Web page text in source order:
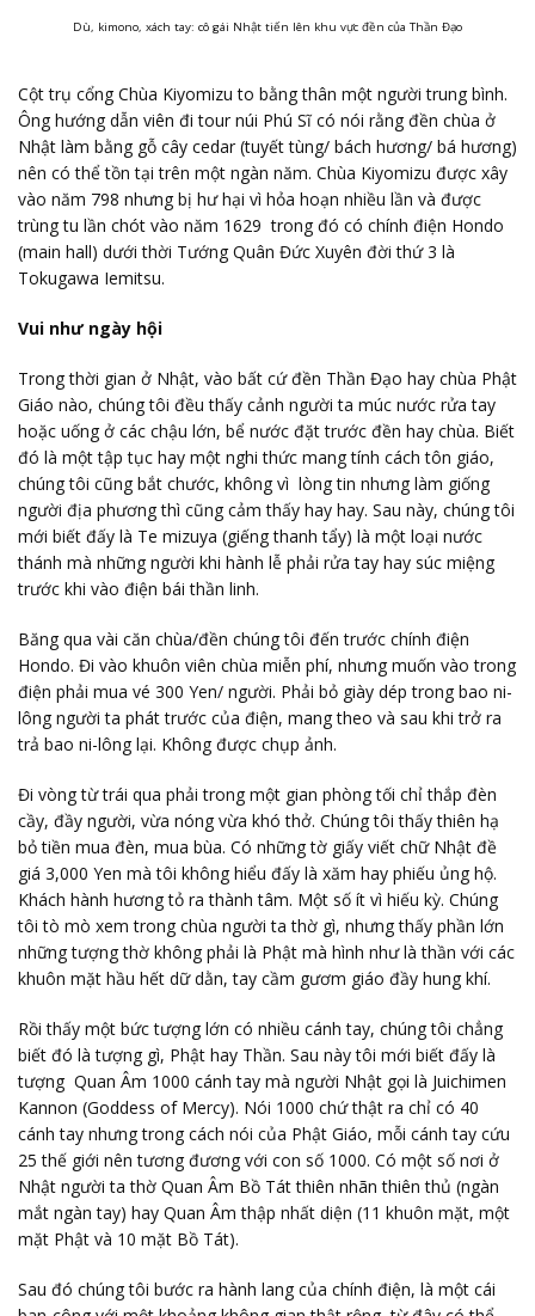
Dù, kimono, xách tay: cô gái Nhật tiến lên khu vực đền của Thần Đạo
Cột trụ cổng Chùa Kiyomizu to bằng thân một người trung bình.
Ông hướng dẫn viên đi tour núi Phú Sĩ có nói rằng đền chùa ở
Nhật làm bằng gỗ cây cedar (tuyết tùng/ bách hương/ bá hương)
nên có thể tồn tại trên một ngàn năm. Chùa Kiyomizu được xây
vào năm 798 nhưng bị hư hại vì hỏa hoạn nhiều lần và được
trùng tu lần chót vào năm 1629 trong đó có chính điện Hondo
(main hall) dưới thời Tướng Quân Đức Xuyên đời thứ 3 là
Tokugawa Iemitsu.
Vui như ngày hội
Trong thời gian ở Nhật, vào bất cứ đền Thần Đạo hay chùa Phật
Giáo nào, chúng tôi đều thấy cảnh người ta múc nước rửa tay
hoặc uống ở các chậu lớn, bể nước đặt trước đền hay chùa. Biết
đó là một tập tục hay một nghi thức mang tính cách tôn giáo,
chúng tôi cũng bắt chước, không vì lòng tin nhưng làm giống
người địa phương thì cũng cảm thấy hay hay. Sau này, chúng tôi
mới biết đấy là Te mizuya (giếng thanh tẩy) là một loại nước
thánh mà những người khi hành lễ phải rửa tay hay súc miệng
trước khi vào điện bái thần linh.
Băng qua vài căn chùa/đền chúng tôi đến trước chính điện
Hondo. Đi vào khuôn viên chùa miễn phí, nhưng muốn vào trong
điện phải mua vé 300 Yen/ người. Phải bỏ giày dép trong bao ni-
lông người ta phát trước của điện, mang theo và sau khi trở ra
trả bao ni-lông lại. Không được chụp ảnh.
Đi vòng từ trái qua phải trong một gian phòng tối chỉ thắp đèn
cầy, đầy người, vừa nóng vừa khó thở. Chúng tôi thấy thiên hạ
bỏ tiền mua đèn, mua bùa. Có những tờ giấy viết chữ Nhật đề
giá 3,000 Yen mà tôi không hiểu đấy là xăm hay phiếu ủng hộ.
Khách hành hương tỏ ra thành tâm. Một số ít vì hiếu kỳ. Chúng
tôi tò mò xem trong chùa người ta thờ gì, nhưng thấy phần lớn
những tượng thờ không phải là Phật mà hình như là thần với các
khuôn mặt hầu hết dữ dằn, tay cầm gươm giáo đầy hung khí.
Rồi thấy một bức tượng lớn có nhiều cánh tay, chúng tôi chẳng
biết đó là tượng gì, Phật hay Thần. Sau này tôi mới biết đấy là
tượng Quan Âm 1000 cánh tay mà người Nhật gọi là Juichimen
Kannon (Goddess of Mercy). Nói 1000 chứ thật ra chỉ có 40
cánh tay nhưng trong cách nói của Phật Giáo, mỗi cánh tay cứu
25 thế giới nên tương đương với con số 1000. Có một số nơi ở
Nhật người ta thờ Quan Âm Bồ Tát thiên nhãn thiên thủ (ngàn
mắt ngàn tay) hay Quan Âm thập nhất diện (11 khuôn mặt, một
mặt Phật và 10 mặt Bồ Tát).
Sau đó chúng tôi bước ra hành lang của chính điện, là một cái